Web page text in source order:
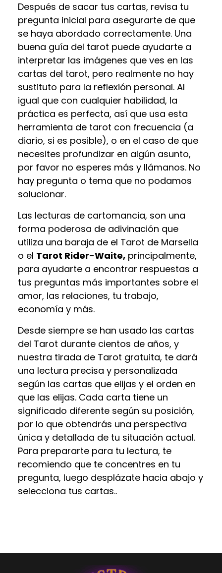
Después de sacar tus cartas, revisa tu
pregunta inicial para asegurarte de que
se haya abordado correctamente. Una
buena guía del tarot puede ayudarte a
interpretar las imágenes que ves en las
cartas del tarot, pero realmente no hay
sustituto para la reflexión personal. Al
igual que con cualquier habilidad, la
práctica es perfecta, así que usa esta
herramienta de tarot con frecuencia (a
diario, si es posible), o en el caso de que
necesites profundizar en algún asunto,
por favor no esperes más y llámanos. No
hay pregunta o tema que no podamos
solucionar.
Las lecturas de cartomancia, son una
forma poderosa de adivinación que
utiliza una baraja de el Tarot de Marsella
o el Tarot Rider-Waite, principalmente,
para ayudarte a encontrar respuestas a
tus preguntas más importantes sobre el
amor, las relaciones, tu trabajo,
economía y más.
Desde siempre se han usado las cartas
del Tarot durante cientos de años, y
nuestra tirada de Tarot gratuita, te dará
una lectura precisa y personalizada
según las cartas que elijas y el orden en
que las elijas. Cada carta tiene un
significado diferente según su posición,
por lo que obtendrás una perspectiva
única y detallada de tu situación actual.
Para prepararte para tu lectura, te
recomiendo que te concentres en tu
pregunta, luego desplázate hacia abajo y
selecciona tus cartas..